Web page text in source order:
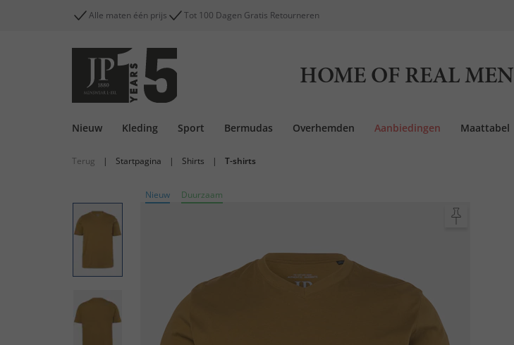
Alle maten één prijs Tot 100 Dagen Gratis Retourneren
HOME OF REAL MEN
Nieuw Kleding Sport Bermudas Overhemden Aanbiedingen Maattabel
Terug | Startpagina | Shirts | T-shirts
Nieuw Duurzaam